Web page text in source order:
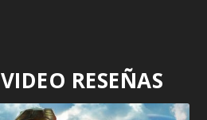
VIDEO RESEÑAS